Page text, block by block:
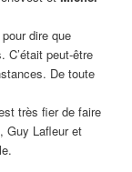
dire que
C’était peut-être
De toute
très fier de faire
, Guy Lafleur et